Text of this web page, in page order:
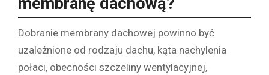
Dobranie membrany dachowej powinno być
uzależnione od rodzaju dachu, kąta nachylenia
połaci, obecności szczeliny wentylacyjnej,